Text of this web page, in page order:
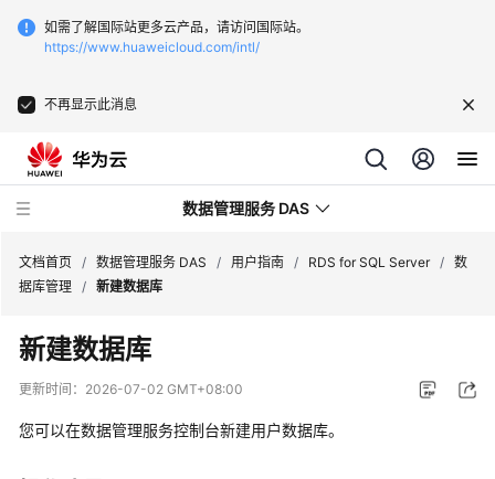
如需了解国际站更多云产品，请访问国际站。
https://www.huaweicloud.com/intl/
不再显示此消息
数据管理服务 DAS
最
新
动
文档首页 / 数据管理服务 DAS / 用户指南 / RDS for SQL Server / 数
据库管理 / 新建数据库
新建数据库
更新时间： 2026-07-02 GMT+08:00
您可以在数据管理服务控制台新建用户数据库。